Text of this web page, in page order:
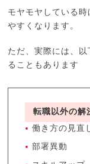
モヤモヤしている時
やすくなります。
ただ、実際には、
ることもあります
転職以外の解
働き方の見直
部署異動